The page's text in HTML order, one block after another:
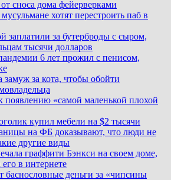
сноса дома фейерверками
хотят перестроить паб в
заплатили за бутерброды с сыром,
тысячи долларов
6 лет прожил с пенисом,
за кота, чтобы обойти
появлению «самой маленькой плохой
купил мебели на $2 тысячи
на ФБ доказывают, что люди не
другие виды
граффити Бэнкси на своем доме,
в интернете
баснословные деньги за «чипсины